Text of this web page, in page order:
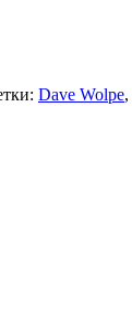
Dave Wolpe,